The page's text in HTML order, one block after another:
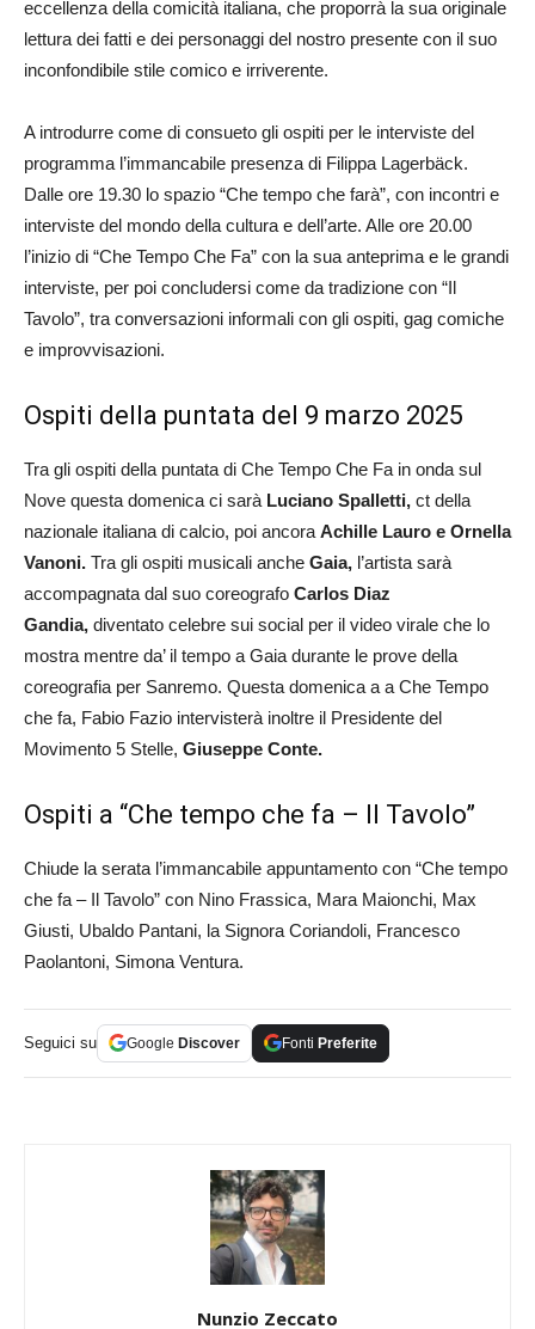
eccellenza della comicità italiana, che proporrà la sua originale
lettura dei fatti e dei personaggi del nostro presente con il suo
inconfondibile stile comico e irriverente.
A introdurre come di consueto gli ospiti per le interviste del
programma l’immancabile presenza di Filippa Lagerbäck.
Dalle ore 19.30 lo spazio “Che tempo che farà”, con incontri e
interviste del mondo della cultura e dell’arte. Alle ore 20.00
l’inizio di “Che Tempo Che Fa” con la sua anteprima e le grandi
interviste, per poi concludersi come da tradizione con “Il
Tavolo”, tra conversazioni informali con gli ospiti, gag comiche
e improvvisazioni.
Ospiti della puntata del 9 marzo 2025
Tra gli ospiti della puntata di Che Tempo Che Fa in onda sul
Nove questa domenica ci sarà Luciano Spalletti, ct della
nazionale italiana di calcio, poi ancora Achille Lauro e Ornella
Vanoni. Tra gli ospiti musicali anche Gaia, l’artista sarà
accompagnata dal suo coreografo Carlos Diaz
Gandia, diventato celebre sui social per il video virale che lo
mostra mentre da’ il tempo a Gaia durante le prove della
coreografia per Sanremo. Questa domenica a a Che Tempo
che fa, Fabio Fazio intervisterà inoltre il Presidente del
Movimento 5 Stelle, Giuseppe Conte.
Ospiti a “Che tempo che fa – Il Tavolo”
Chiude la serata l’immancabile appuntamento con “Che tempo
che fa – Il Tavolo” con Nino Frassica, Mara Maionchi, Max
Giusti, Ubaldo Pantani, la Signora Coriandoli, Francesco
Paolantoni, Simona Ventura.
Seguici su Google Discover Fonti Preferite
Nunzio Zeccato